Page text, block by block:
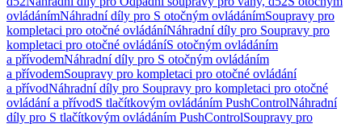
ovládánímNáhradní díly pro S otočným ovládánímSoupravy pro
kompletaci pro otočné ovládáníNáhradní díly pro Soupravy pro
kompletaci pro otočné ovládáníS otočným ovládáním
a přívodemNáhradní díly pro S otočným ovládáním
a přívodemSoupravy pro kompletaci pro otočné ovládání
a přívodNáhradní díly pro Soupravy pro kompletaci pro otočné
ovládání a přívodS tlačítkovým ovládáním PushControlNáhradní
díly pro S tlačítkovým ovládáním PushControlSoupravy pro